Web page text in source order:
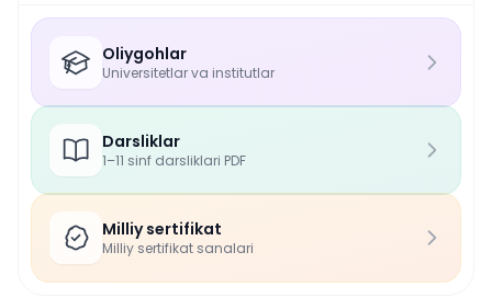
Oliygohlar
Universitetlar va institutlar
Darsliklar
1–11 sinf darsliklari PDF
Milliy sertifikat
Milliy sertifikat sanalari